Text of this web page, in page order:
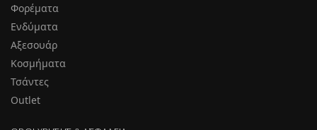
Φορέματα
Ενδύματα
Αξεσουάρ
Κοσμήματα
Τσάντες
Outlet